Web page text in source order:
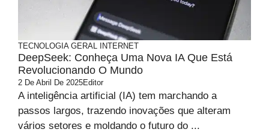
TECNOLOGIA GERAL INTERNET
DeepSeek: Conheça Uma Nova IA Que Está
Revolucionando O Mundo
2 De Abril De 2025Editor
A inteligência artificial (IA) tem marchando a
passos largos, trazendo inovações que alteram
vários setores e moldando o futuro do ...